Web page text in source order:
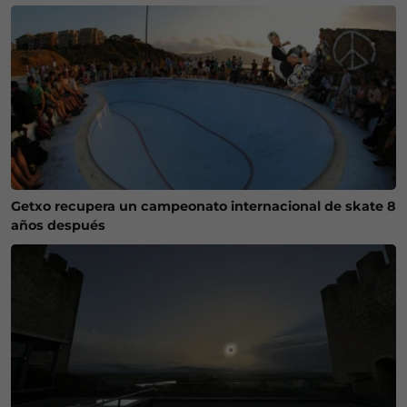
Getxo recupera un campeonato internacional de skate 8
años después